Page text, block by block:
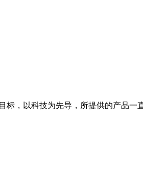
标，以科技为先导，所提供的产品